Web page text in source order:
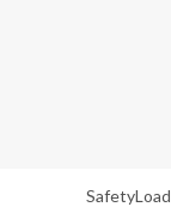
SafetyLoad